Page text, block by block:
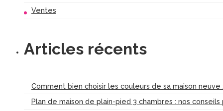
Ventes
Articles récents
Comment bien choisir les couleurs de sa maison
Plan de maison de plain-pied 3 chambres : nos